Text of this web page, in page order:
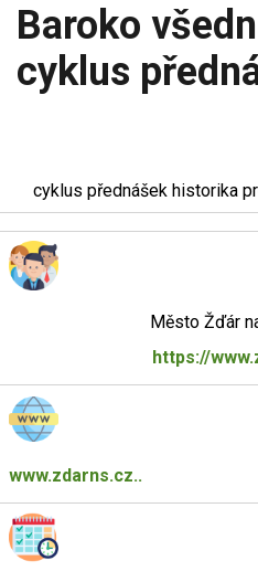
Baroko
cyklus
cyklus přednášek historika
Město Žďár
https://
www.zdarns.cz..